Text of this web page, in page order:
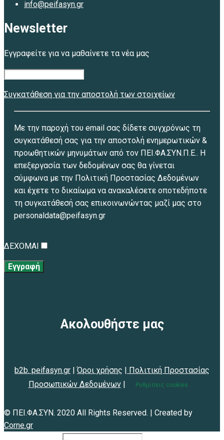
info@peifasyn.gr
Newsletter
Εγγραφείτε για να μαθαίνετε τα νέα μας
Συγκατάθεση για την αποστολή των στοιχείων
Με την παροχή του email σας δίδετε συγχρόνως τη
συγκατάθεσή σας για την αποστολή ενημερωτικών &
προωθητικών μηνυμάτων από τον ΠΕΙ.ΦΑ.ΣΥΝ.Π.Ε.. Η
επεξεργασία των δεδομένων σας θα γίνεται
σύμφωνα με την Πολιτική Προστασίας Δεδομένων
και έχετε το δικαίωμα να ανακαλέσετε οποτεδήποτε
τη συγκατάθεσή σας επικοινωνώντας μαζί μας στο
personaldata@peifasyn.gr
ΔΕΧΟΜΑΙ
Εγγραφή
Ακολουθήστε μας
b2b. peifasyn.gr |Όροι χρήσης | Πολιτική Προστασίας
Προσωπικών Δεδομένων| Ρυθμίσεις cookies
© ΠΕΙ.ΦΑ.ΣΥΝ. 2020 All Rights Reserved. | Created by
Corne.gr